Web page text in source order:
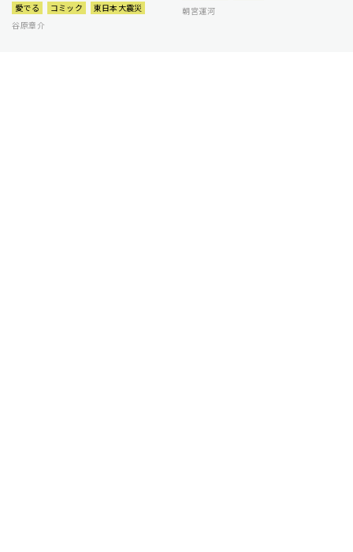
愛でる コミック
東日本大震災
谷原章介
朝宮運河